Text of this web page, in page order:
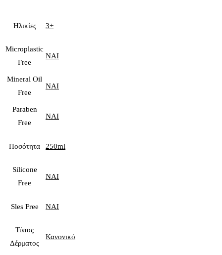
Ηλικίες 3+
Microplastic
Free
ΝΑΙ
Mineral Oil
Free
ΝΑΙ
Paraben
Free
ΝΑΙ
Ποσότητα 250ml
Silicone
Free
ΝΑΙ
Sles Free ΝΑΙ
Τύπος
Δέρματος
Κανονικό